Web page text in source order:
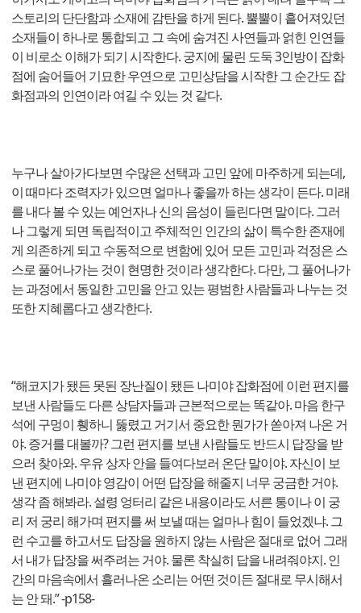
스토리의 단단함과 소재에 감탄을 하게 된다. 뿔뿔이 흩어져있던
소재들이 하나로 통합되고 그 속에 숨겨진 사연들과 얽힌 인연들
이 비로소 이해가 되기 시작한다. 궁지에 물린 도둑 3인방이 잡화
점에 숨어들어 기묘한 우연으로 고민상담을 시작한 그 순간도 잡
화점과의 인연이라 여길 수 있는 것 같다.
누구나 살아가다보면 수많은 선택과 고민 앞에 마주하게 되는데,
이 때마다 조력자가 있으면 얼마나 좋을까 하는 생각이 든다. 미래
를 내다 볼 수 있는 예언자나 신의 음성이 들린다면 말이다. 그러
나 그렇게 되면 독립적이고 주체적인 인간의 삶이 특수한 존재에
게 의존하게 되고 수동적으로 변함에 있어 모든 고민과 걱정은 스
스로 풀어나가는 것이 현명한 것이라 생각한다. 다만, 그 풀어나가
는 과정에서 동일한 고민을 안고 있는 평범한 사람들과 나누는 것
또한 지혜롭다고 생각한다.
“해코지가 됐든 못된 장난질이 됐든 나미야 잡화점에 이런 편지를
보낸 사람들도 다른 상담자들과 근본적으로는 똑같아. 마음 한구
석에 구멍이 휑하니 뚫렸고 거기서 중요한 뭔가가 쏟아져 나온 거
야. 증거를 대볼까? 그런 편지를 보낸 사람들도 반드시 답장을 받
으러 찾아와. 우유 상자 안을 들여다보러 온단 말이야. 자신이 보
낸 편지에 나미야 영감이 어떤 답장을 해줄지 너무 궁금한 거야.
생각 좀 해봐라. 설령 엉터리 같은 내용이라도 서른 통이나 이 궁
리 저 궁리 해가며 편지를 써 보낼 때는 얼마나 힘이 들었겠냐. 그
런 수고를 하고서도 답장을 원하지 않는 사람은 절대로 없어 그래
서 내가 답장을 써주려는 거야. 물론 착실히 답을 내려줘야지. 인
간의 마음속에서 흘러나온 소리는 어떤 것이든 절대로 무시해서
는 안 돼.” -p158-